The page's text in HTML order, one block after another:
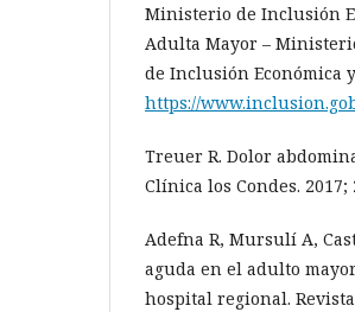
Ministerio de Inclusión
Adulta Mayor –
de Inclusión Económica
https://
Treuer R. Dolor
Clínica los Condes. 2017;
Adefna R, Mursulí A,
aguda en el adulto
hospital regional.